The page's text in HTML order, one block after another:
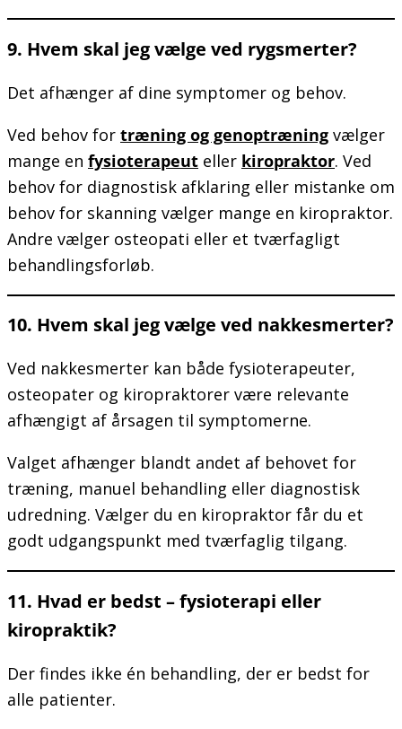
9. Hvem skal jeg vælge ved rygsmerter?
Det afhænger af dine symptomer og behov.
Ved behov for træning og genoptræning vælger
mange en fysioterapeut eller kiropraktor. Ved
behov for diagnostisk afklaring eller mistanke om
behov for skanning vælger mange en kiropraktor.
Andre vælger osteopati eller et tværfagligt
behandlingsforløb.
10. Hvem skal jeg vælge ved nakkesmerter?
Ved nakkesmerter kan både fysioterapeuter,
osteopater og kiropraktorer være relevante
afhængigt af årsagen til symptomerne.
Valget afhænger blandt andet af behovet for
træning, manuel behandling eller diagnostisk
udredning. Vælger du en kiropraktor får du et
godt udgangspunkt med tværfaglig tilgang.
11. Hvad er bedst – fysioterapi eller
kiropraktik?
Der findes ikke én behandling, der er bedst for
alle patienter.